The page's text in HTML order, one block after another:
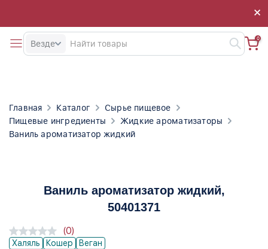
×
×
Везде
0
Главная Каталог
Сырье пищевое
Пищевые ингредиенты
Жидкие ароматизаторы
Ваниль ароматизатор жидкий
Ваниль ароматизатор жидкий,
50401371
Халяль Кошер Веган
(0)